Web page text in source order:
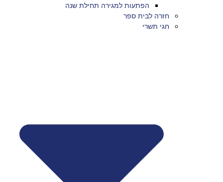
הפתעות למגירה תחילת שנה
חזרה לבית ספר
חגי תשרי